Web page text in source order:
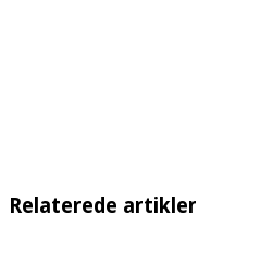
Relaterede artikler